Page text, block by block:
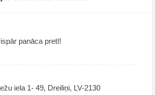
panāca pretī!
iela 1- 49, Dreiliņi, LV-2130